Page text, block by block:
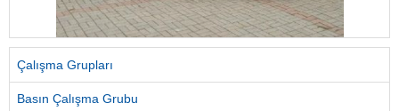
Çalışma Grupları
Basın Çalışma Grubu